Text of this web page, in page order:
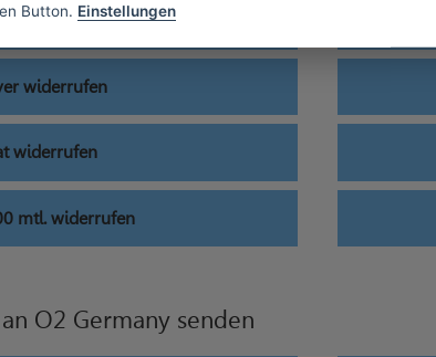
widerrufen
widerrufen
widerrufen
mtl. widerrufen
O2 Germany senden
Button. Einstellungen